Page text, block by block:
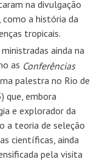
na divulgação
a história da
tropicais.
ainda na
as Conferências
palestra no Rio de
que, embora
e explorador da
a teoria de seleção
científicas, ainda
pela visita